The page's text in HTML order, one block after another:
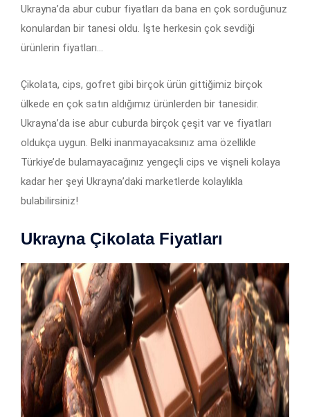
Ukrayna’da abur cubur fiyatları da bana en çok sorduğunuz
konulardan bir tanesi oldu. İşte herkesin çok sevdiği
ürünlerin fiyatları…
Çikolata, cips, gofret gibi birçok ürün gittiğimiz birçok
ülkede en çok satın aldığımız ürünlerden bir tanesidir.
Ukrayna’da ise abur cuburda birçok çeşit var ve fiyatları
oldukça uygun. Belki inanmayacaksınız ama özellikle
Türkiye’de bulamayacağınız yengeçli cips ve vişneli kolaya
kadar her şeyi Ukrayna’daki marketlerde kolaylıkla
bulabilirsiniz!
Ukrayna Çikolata Fiyatları